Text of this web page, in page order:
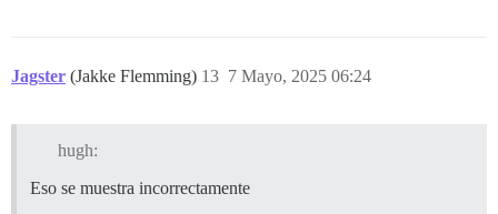
Jagster (Jakke Flemming) 7 Mayo, 2025 06:24
13
hugh:
Eso se muestra incorrectamente